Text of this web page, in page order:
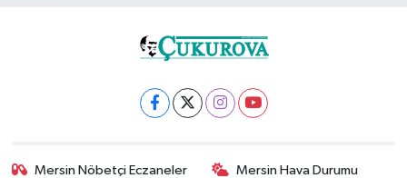
Mersin Nöbetçi Eczaneler Mersin Hava Durumu